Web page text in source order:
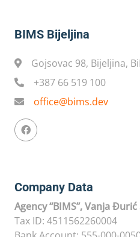
BIMS Bijeljina
Gojsovac 98, Bijeljina,
+387 66 519 100
office@bims.dev
Company Data
Agency “BIMS”, Vanja
Tax ID: 4511562260004